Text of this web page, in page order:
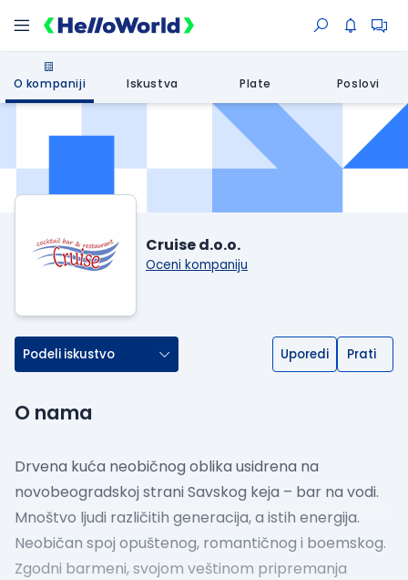
O kompaniji Iskustva Plate Poslovi
Cruise d.o.o.
Oceni kompaniju
Podeli iskustvo Uporedi Prati
O nama
Drvena kuća neobičnog oblika usidrena na
novobeogradskoj strani Savskog keja – bar na vodi.
Mnoštvo ljudi različitih generacija, a istih energija.
Neobičan spoj opuštenog, romantičnog i boemskog.
Zgodni barmeni, svojom veštinom pripremanja